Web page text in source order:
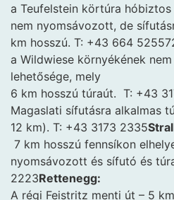
a Teufelstein körtúra hóbiztos
nem nyomsávozott, de
km hosszú. T: +43 664
a Wildwiese környékének
lehetősége, mely
6 km hosszú túraút. T: +43
Magaslati sífutásra alkalmas
12 km). T: +43 3173 2335
7 km hosszú fennsíkon
nyomsávozott és sífutó és
2223Rettenegg:
A régi Feistritz menti út – 5